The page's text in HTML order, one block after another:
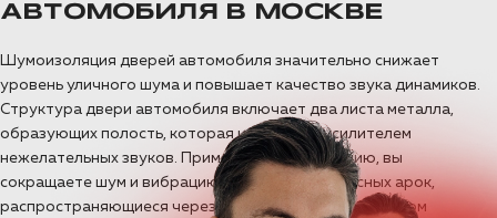
АВТОМОБИЛЯ В МОСКВЕ
Шумоизоляция дверей автомобиля значительно снижает
уровень уличного шума и повышает качество звука динамиков.
Структура двери автомобиля включает два листа металла,
образующих полость, которая и является усилителем
нежелательных звуков. Применяя шумоизоляцию, вы
сокращаете шум и вибрацию от передних колесных арок,
распространяющиеся через край двери. В минимальном